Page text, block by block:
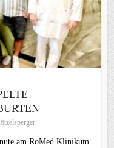
am RoMed Klinikum